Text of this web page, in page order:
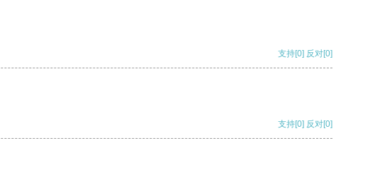
支持[0] 反对[0]
支持[0] 反对[0]